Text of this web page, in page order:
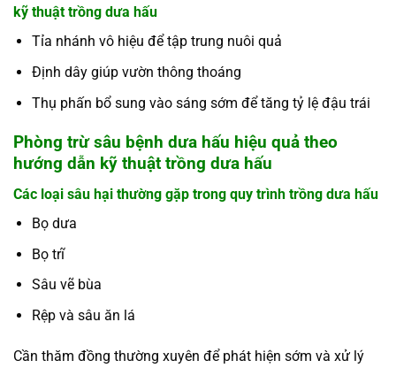
kỹ thuật trồng dưa hấu
Tỉa nhánh vô hiệu để tập trung nuôi quả
Định dây giúp vườn thông thoáng
Thụ phấn bổ sung vào sáng sớm để tăng tỷ lệ đậu trái
Phòng trừ sâu bệnh dưa hấu hiệu quả theo
hướng dẫn kỹ thuật trồng dưa hấu
Các loại sâu hại thường gặp trong quy trình trồng dưa hấu
Bọ dưa
Bọ trĩ
Sâu vẽ bùa
Rệp và sâu ăn lá
Cần thăm đồng thường xuyên để phát hiện sớm và xử lý